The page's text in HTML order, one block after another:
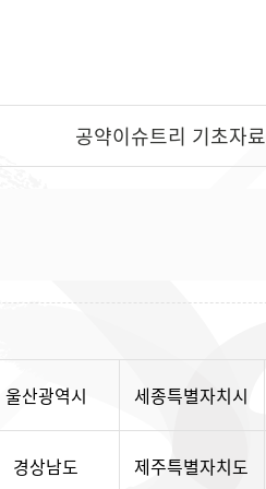
공약이슈트리 기초자료
울산광역시 세종특별자치시
경상남도 제주특별자치도